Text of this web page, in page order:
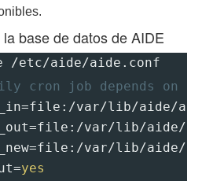
base de datos de AIDE
/etc/aide/aide.conf
cron job depends on
=file:/var/lib/aide/
=file:/var/lib/aide/
=file:/var/lib/aide/
=yes